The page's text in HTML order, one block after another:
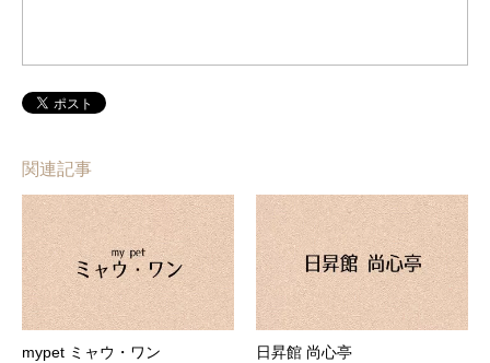
関連記事
mypet ミャウ・ワン 日昇館 尚心亭